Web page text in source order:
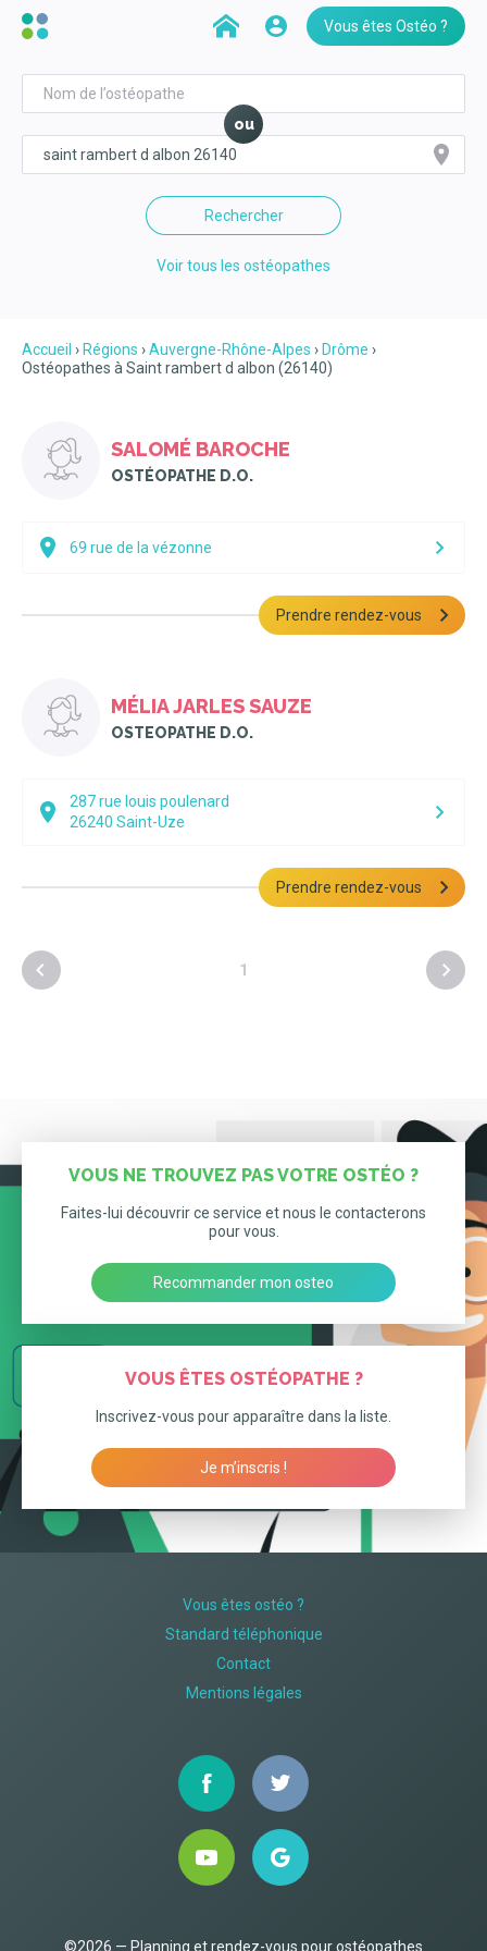
Vous êtes Ostéo ?
ou
Rechercher
Voir tous les ostéopathes
Accueil Régions Auvergne-Rhône-Alpes
Drôme
Ostéopathes à Saint rambert d albon (26140)
SALOMÉ BAROCHE
OSTÉOPATHE D.O.
69 rue de la vézonne
Prendre rendez-vous
MÉLIA JARLES SAUZE
OSTEOPATHE D.O.
287 rue louis poulenard
26240 Saint-Uze
Prendre rendez-vous
1
VOUS NE TROUVEZ PAS VOTRE OSTÉO ?
Faites-lui découvrir ce service et nous le contacterons
pour vous.
Recommander mon osteo
VOUS ÊTES OSTÉOPATHE ?
Inscrivez-vous pour apparaître dans la liste.
Je m’inscris !
Vous êtes ostéo ?
Standard téléphonique
Contact
Mentions légales
©2026 — Planning et rendez-vous pour ostéopathes